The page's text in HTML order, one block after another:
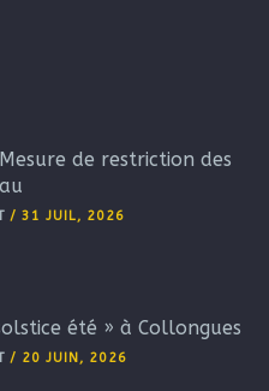
de restriction des
/ 31 JUIL, 2026
été » à Collongues
/ 20 JUIN, 2026